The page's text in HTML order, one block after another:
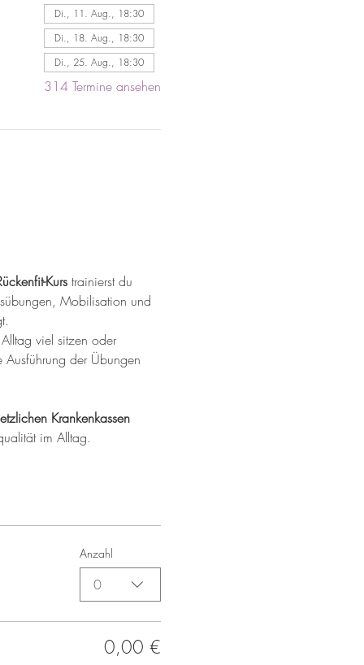
Di., 11. Aug., 18:30
Di., 18. Aug., 18:30
Di., 25. Aug., 18:30
314 Termine ansehen
Kurs trainierst du
Mobilisation und
viel sitzen oder
der Übungen
Krankenkassen
im Alltag.
Anzahl
0
0,00 €